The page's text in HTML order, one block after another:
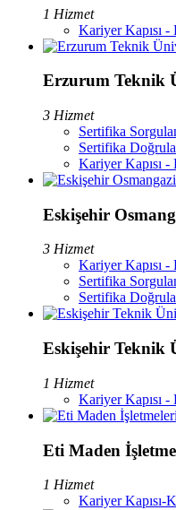
1 Hizmet
Kariyer Kapısı -
Erzurum Teknik
3 Hizmet
Sertifika
Sertifika
Kariyer Kapısı -
Eskişehir
3 Hizmet
Kariyer Kapısı -
Sertifika
Sertifika
Eskişehir Teknik
1 Hizmet
Kariyer Kapısı -
Eti Maden
1 Hizmet
Kariyer Kapısı-